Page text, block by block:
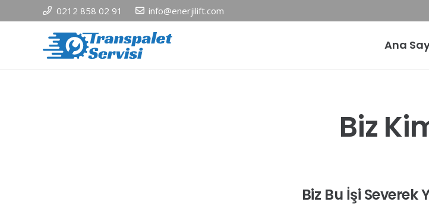
0212 858 02 91 info@enerjilift.com
Ana
Biz
Biz Bu İşi Severek